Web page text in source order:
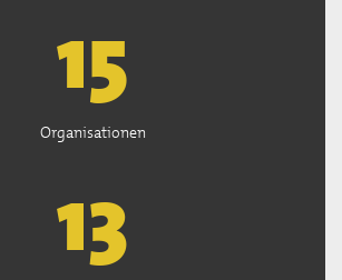
15
Organisationen
13